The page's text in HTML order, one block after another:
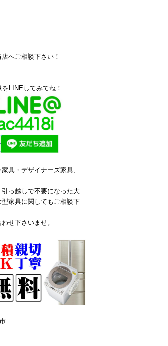
へご相談下さい！
LINEしてみてね！
具・デザイナーズ家具、
っ越しで不要になった大
家具に関してもご相談下
せ下さいませ。